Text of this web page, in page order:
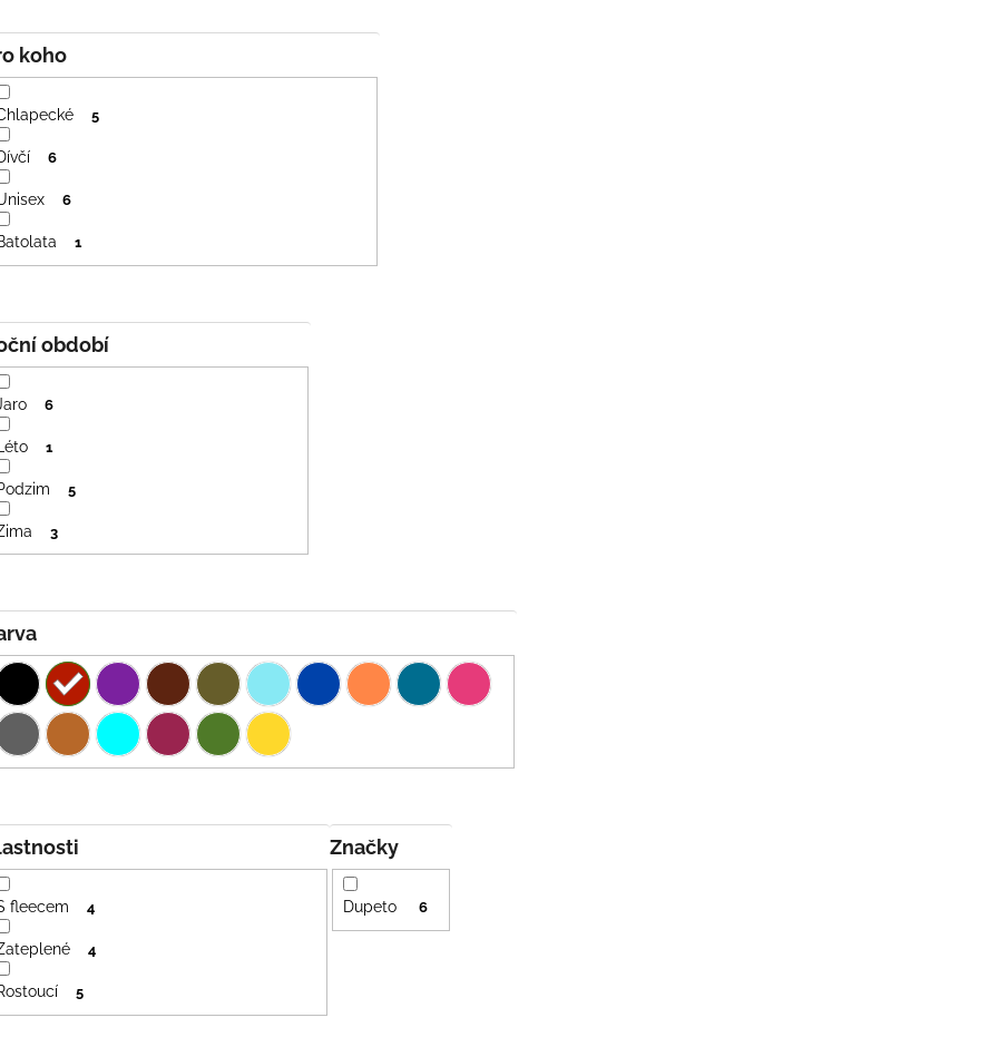
Značky
Dupeto 6
koho
5
6
6
1
období
6
1
5
3
fleecem 4
4
5